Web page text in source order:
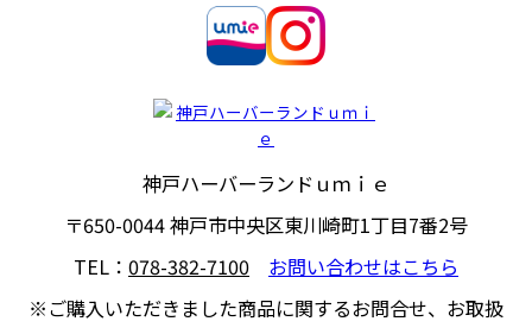
神戸ハーバーランドｕｍｉｅ
〒650-0044神戸市中央区東川崎町1丁目7番2号
TEL： 078-382-7100
お問い合わせはこちら
※ご購入いただきました商品に関するお問合せ、 お取扱